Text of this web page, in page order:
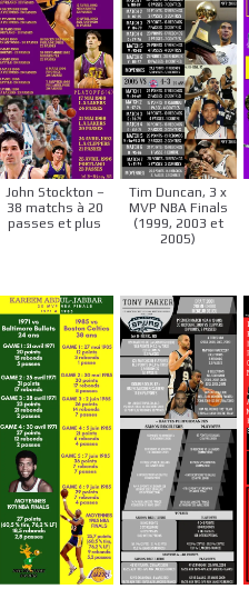
John Stockton –
38 matchs à 20
passes et plus
Tim Duncan, 3 x
MVP NBA Finals
(1999, 2003 et
2005)